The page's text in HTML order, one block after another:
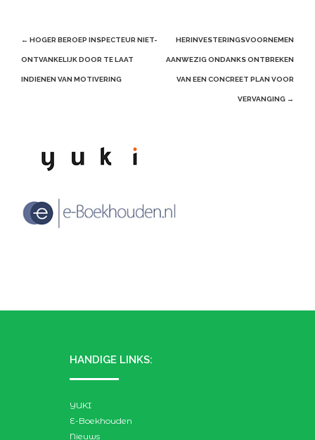
Post
navigation
← HOGER BEROEP INSPECTEUR NIET-
ONTVANKELIJK DOOR TE LAAT
INDIENEN VAN MOTIVERING
HERINVESTERINGSVOORNEMEN
AANWEZIG ONDANKS ONTBREKEN
VAN EEN CONCREET PLAN VOOR
VERVANGING →
HANDIGE LINKS:
YUKI
E-Boekhouden
Nieuws